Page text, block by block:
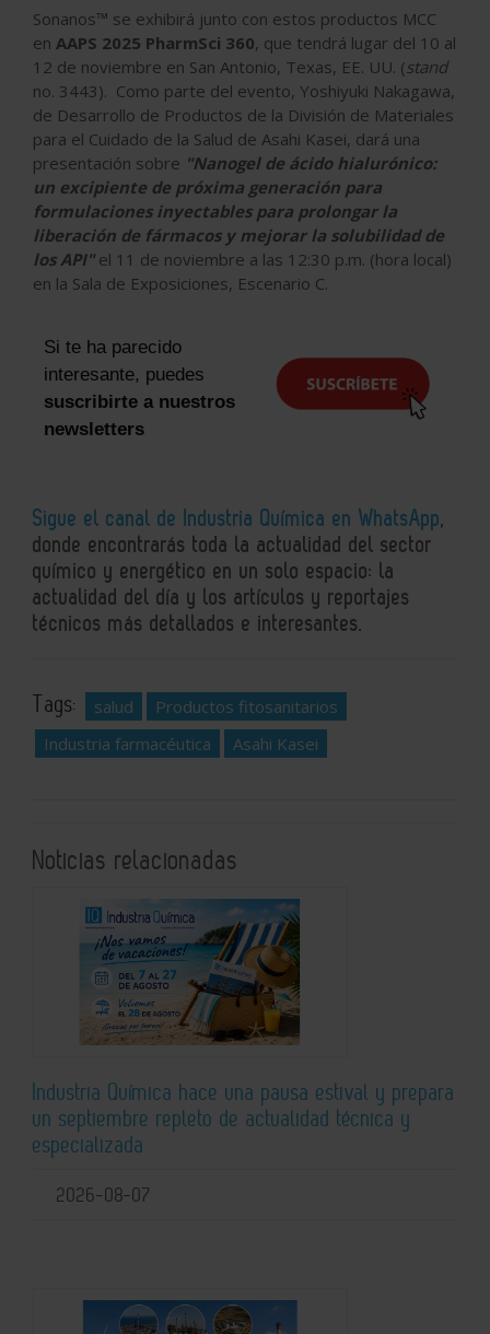
Sonanos™ se exhibirá junto con estos productos MCC
en AAPS 2025 PharmSci 360, que tendrá lugar del 10 al
12 de noviembre en San Antonio, Texas, EE. UU. (stand
no. 3443). Como parte del evento, Yoshiyuki Nakagawa,
de Desarrollo de Productos de la División de Materiales
para el Cuidado de la Salud de Asahi Kasei, dará una
presentación sobre "Nanogel de ácido hialurónico:
un excipiente de próxima generación para
formulaciones inyectables para prolongar la
liberación de fármacos y mejorar la solubilidad de
los API"el 11 de noviembre a las 12:30 p.m. (hora local)
en la Sala de Exposiciones, Escenario C.
Si te ha parecido
interesante, puedes
suscribirte a nuestros
newsletters
Sigue el canal de Industria Química en WhatsApp,
donde encontrarás toda la actualidad del sector
químico y energético en un solo espacio: la
actualidad del día y los artículos y reportajes
técnicos más detallados e interesantes.
Tags: salud
Productos fitosanitarios
Industria farmacéutica
Asahi Kasei
Noticias relacionadas
Industria Química hace una pausa estival y prepara
un septiembre repleto de actualidad técnica y
especializada
2026-08-07